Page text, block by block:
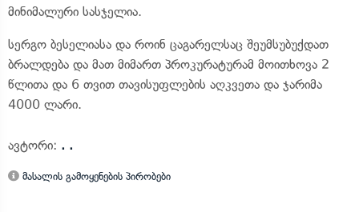
მინიმალური სასჯელია.
სერგო ბესელიასა და როინ ცაგარელსაც შეუმსუბუქდათ
ბრალდება და მათ მიმართ პროკურატურამ მოითხოვა 2
წლითა და 6 თვით თავისუფლების აღკვეთა და ჯარიმა
4000 ლარი.
ავტორი: . .
მასალის გამოყენების პირობები